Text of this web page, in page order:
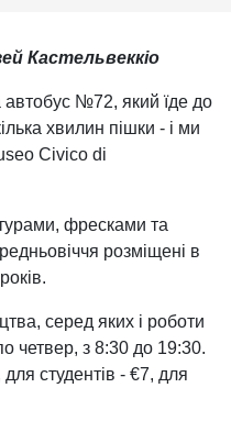
Кастельвеккіо
автобус №72, який їде до
хвилин пішки - і ми
Civico di
фресками та
розміщені в
серед яких і роботи
четвер, з 8:30 до 19:30.
студентів - €7, для